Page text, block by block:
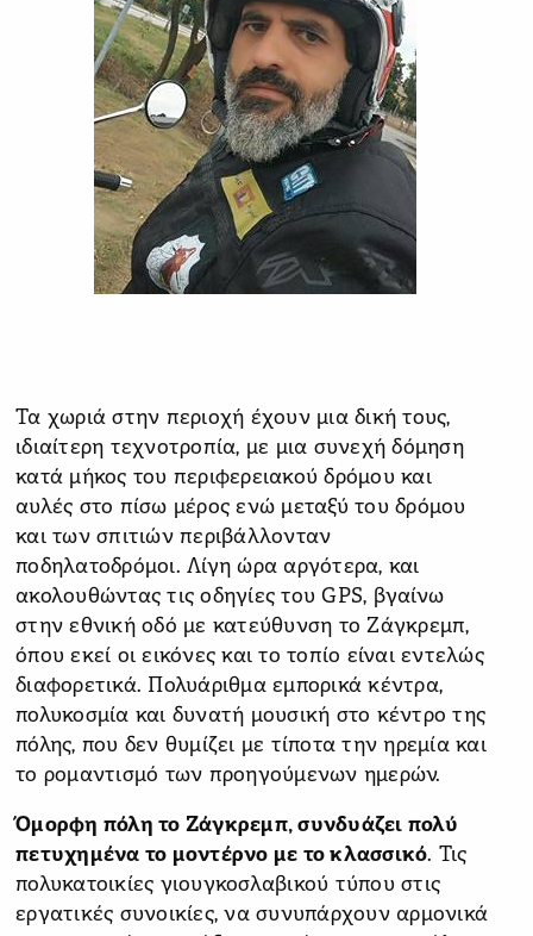
Τα χωριά στην περιοχή έχουν μια δική τους,
ιδιαίτερη τεχνοτροπία, με μια συνεχή δόμηση
κατά μήκος του περιφερειακού δρόμου και
αυλές στο πίσω μέρος ενώ μεταξύ του δρόμου
και των σπιτιών περιβάλλονταν
ποδηλατοδρόμοι. Λίγη ώρα αργότερα, και
ακολουθώντας τις οδηγίες του GPS, βγαίνω
στην εθνική οδό με κατεύθυνση το Ζάγκρεμπ,
όπου εκεί οι εικόνες και το τοπίο είναι εντελώς
διαφορετικά. Πολυάριθμα εμπορικά κέντρα,
πολυκοσμία και δυνατή μουσική στο κέντρο της
πόλης, που δεν θυμίζει με τίποτα την ηρεμία και
το ρομαντισμό των προηγούμενων ημερών.
Όμορφη πόλη το Ζάγκρεμπ, συνδυάζει πολύ
πετυχημένα το μοντέρνο με το κλασσικό. Τις
πολυκατοικίες γιουγκοσλαβικού τύπου στις
εργατικές συνοικίες, να συνυπάρχουν αρμονικά